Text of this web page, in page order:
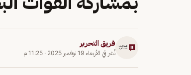
فريق التحرير
نُشر في الأربعاء 19 نوفمبر 2025 · 11:25 م